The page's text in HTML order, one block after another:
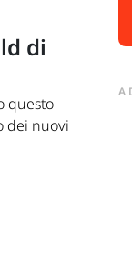
di
questo
dei nuovi